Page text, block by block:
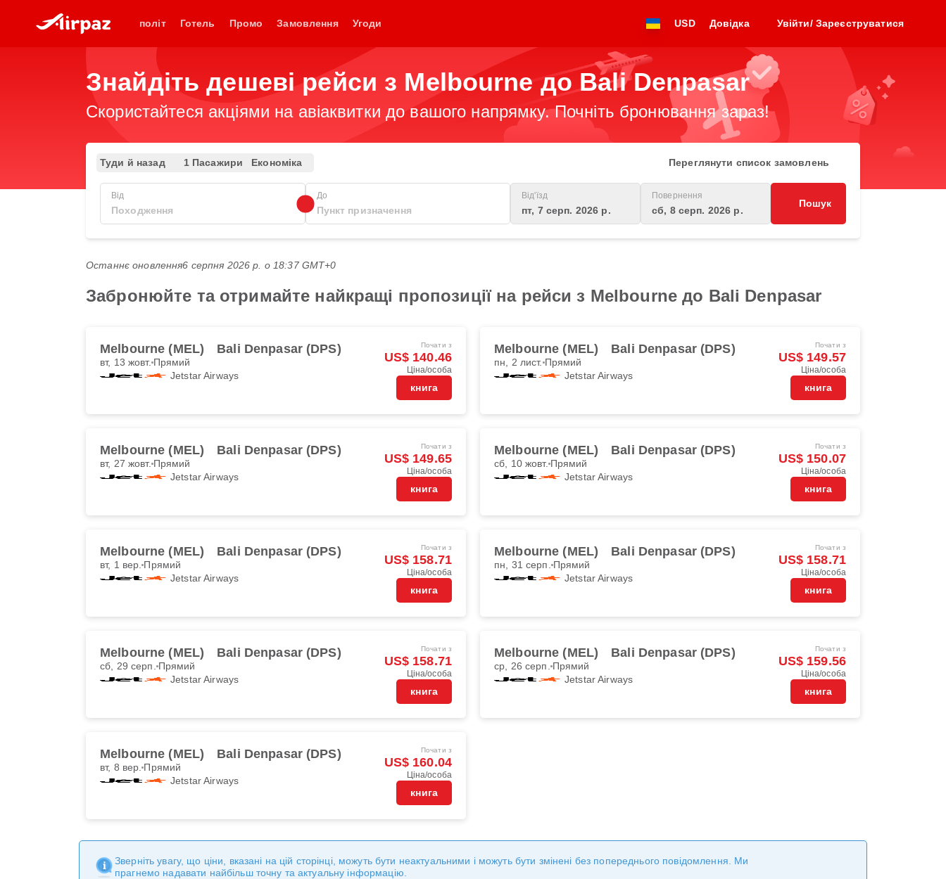
політ Готель Промо Замовлення Угоди USD Довідка Увійти/ Зареєструватися
Знайдіть дешеві рейси з Melbourne до Bali Denpasar
Скористайтеся акціями на авіаквитки до вашого напрямку. Почніть бронювання зараз!
Туди й назад 1 Пасажири Економіка Переглянути список замовлень
Від До Від'їзд
пт, 7 серп. 2026 р.
Повернення
сб, 8 серп. 2026 р.
Пошук
Останнє оновлення6 серпня 2026 р. о 18:37 GMT+0
Забронюйте та отримайте найкращі пропозиції на рейси з Melbourne до Bali Denpasar
Melbourne (MEL) Bali Denpasar (DPS)
вт, 13 жовт. Прямий
Jetstar Airways
Почати з
US$ 140.46
Ціна/особа
книга
Melbourne (MEL) Bali Denpasar (DPS)
пн, 2 лист. Прямий
Jetstar Airways
Почати з
US$ 149.57
Ціна/особа
книга
Melbourne (MEL) Bali Denpasar (DPS)
вт, 27 жовт. Прямий
Jetstar Airways
Почати з
US$ 149.65
Ціна/особа
книга
Melbourne (MEL) Bali Denpasar (DPS)
сб, 10 жовт. Прямий
Jetstar Airways
Почати з
US$ 150.07
Ціна/особа
книга
Melbourne (MEL) Bali Denpasar (DPS)
вт, 1 вер. Прямий
Jetstar Airways
Почати з
US$ 158.71
Ціна/особа
книга
Melbourne (MEL) Bali Denpasar (DPS)
пн, 31 серп. Прямий
Jetstar Airways
Почати з
US$ 158.71
Ціна/особа
книга
Melbourne (MEL) Bali Denpasar (DPS)
сб, 29 серп. Прямий
Jetstar Airways
Почати з
US$ 158.71
Ціна/особа
книга
Melbourne (MEL) Bali Denpasar (DPS)
ср, 26 серп. Прямий
Jetstar Airways
Почати з
US$ 159.56
Ціна/особа
книга
Melbourne (MEL) Bali Denpasar (DPS)
вт, 8 вер. Прямий
Jetstar Airways
Почати з
US$ 160.04
Ціна/особа
книга
Зверніть увагу, що ціни, вказані на цій сторінці, можуть бути неактуальними і можуть бути змінені без попереднього повідомлення. Ми
прагнемо надавати найбільш точну та актуальну інформацію.